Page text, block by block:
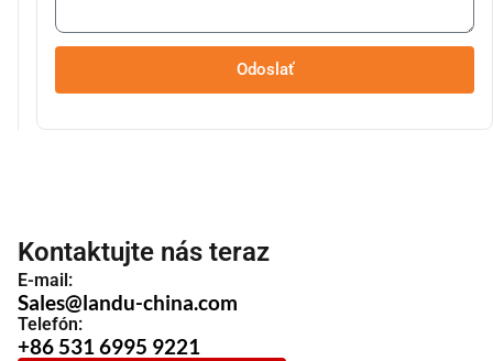
Odoslať
Kontaktujte nás teraz
E-mail:
Sales@landu-china.com
Telefón:
+86 531 6995 9221